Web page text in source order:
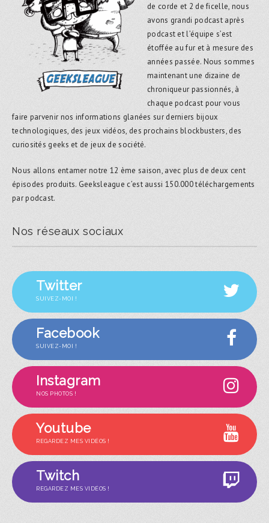
de corde et 2 de ficelle, nous
avons grandi podcast après
podcast et l’équipe s’est
étoffée au fur et à mesure des
années passée. Nous sommes
maintenant une dizaine de
chroniqueur passionnés, à
chaque podcast pour vous
faire parvenir nos informations glanées sur derniers bijoux
technologiques, des jeux vidéos, des prochains blockbusters, des
curiosités geeks et de jeux de société.
Nous allons entamer notre 12 ème saison, avec plus de deux cent
épisodes produits. Geeksleague c’est aussi 150.000 téléchargements
par podcast.
Nos réseaux sociaux
Twitter
SUIVEZ-MOI !
Facebook
SUIVEZ-MOI !
Instagram
NOS PHOTOS !
Youtube
REGARDEZ MES VIDÉOS !
Twitch
REGARDEZ MES VIDÉOS !